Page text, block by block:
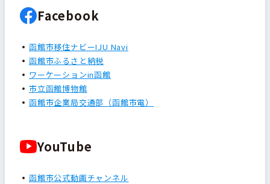
Facebook
函館市移住ナビーIJU Navi
函館市ふるさと納税
ワーケーションin函館
市立函館博物館
函館市企業局交通部（函館市電）
YouTube
函館市公式動画チャンネル